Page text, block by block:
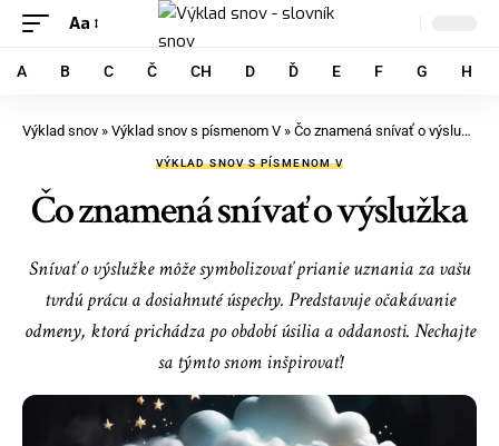
Aa
A B C Č CH D Ď E F G H
Výklad snov » Výklad snov s písmenom V » Čo znamená snívať o výslužka
VÝKLAD SNOV S PÍSMENOM V
Čo znamená snívať o výslužka
Snívať o výslužke môže symbolizovať prianie uznania za vašu
tvrdú prácu a dosiahnuté úspechy. Predstavuje očakávanie
odmeny, ktorá prichádza po období úsilia a oddanosti. Nechajte
sa týmto snom inšpirovať!